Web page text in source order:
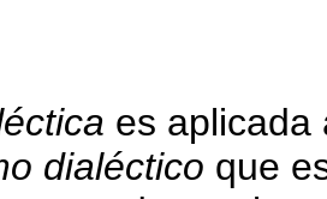
es aplicada
dialéctico que